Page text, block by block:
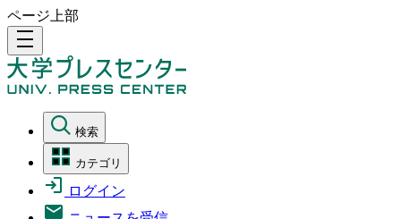
ページ上部
density_medium
検索
カテゴリ
ログイン